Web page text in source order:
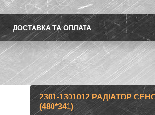
ДОСТАВКА ТА ОПЛАТА
2301-1301012 РАДІАТОР
(480*341)